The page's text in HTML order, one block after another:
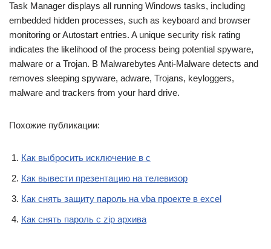
Task Manager displays all running Windows tasks, including
embedded hidden processes, such as keyboard and browser
monitoring or Autostart entries. A unique security risk rating
indicates the likelihood of the process being potential spyware,
malware or a Trojan. B Malwarebytes Anti-Malware detects and
removes sleeping spyware, adware, Trojans, keyloggers,
malware and trackers from your hard drive.
Похожие публикации:
Как выбросить исключение в c
Как вывести презентацию на телевизор
Как снять защиту пароль на vba проекте в excel
Как снять пароль с zip архива